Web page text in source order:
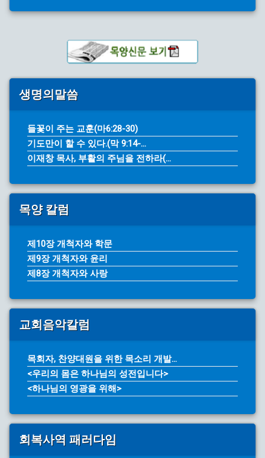
생명의말씀
들꽃이 주는 교훈(마6:28-30)
기도만이 할 수 있다.(막 9:14-...
이재창 목사, 부활의 주님을 전하라(...
목양 칼럼
제10장 개척자와 학문
제9장 개척자와 윤리
제8장 개척자와 사랑
교회음악칼럼
목회자, 찬양대원을 위한 목소리 개발...
<우리의 몸은 하나님의 성전입니다>
<하나님의 영광을 위해>
회복사역 패러다임